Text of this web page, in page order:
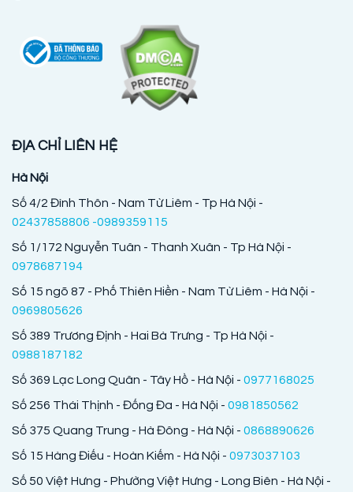
ĐỊA CHỈ LIÊN HỆ
Hà Nội
Số 4/2 Đình Thôn - Nam Từ Liêm - Tp Hà Nội -
02437858806 -0989359115
Số 1/172 Nguyễn Tuân - Thanh Xuân - Tp Hà Nội -
0978687194
Số 15 ngõ 87 - Phố Thiên Hiền - Nam Từ Liêm - Hà Nội -
0969805626
Số 389 Trương Định - Hai Bà Trưng - Tp Hà Nội -
0988187182
Số 369 Lạc Long Quân - Tây Hồ - Hà Nội - 0977168025
Số 256 Thái Thịnh - Đống Đa - Hà Nội - 0981850562
Số 375 Quang Trung - Hà Đông - Hà Nội - 0868890626
Số 15 Hàng Điếu - Hoàn Kiếm - Hà Nội - 0973037103
Số 50 Việt Hưng - Phường Việt Hưng - Long Biên - Hà Nội -